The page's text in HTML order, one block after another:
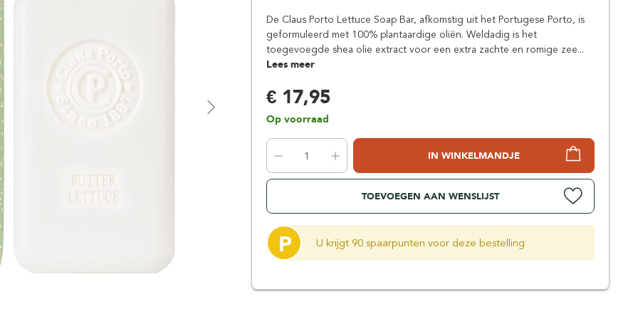
Giesen & Forsthoff
Henson Shaving
Herold Solingen
Stirling Soap Company
St. James of London
De Claus Porto Lettuce Soap Bar, afkomstig uit het Portugese Porto, is
geformuleerd met 100% plantaardige oliën. Weldadig is het
toegevoegde shea olie extract voor een extra zachte en romige zee...
Lees meer
€ 17,95
Op voorraad
IN WINKELMANDJE
TOEVOEGEN AAN WENSLIJST
P U krijgt 90 spaarpunten voor deze bestelling